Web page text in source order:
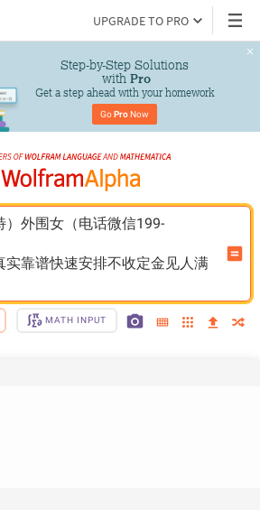
UPGRADE TO PRO
Step-by-Step Solutions
with Pro
Get a step ahead with your homework
Go Pro Now
）外围女（电话微信199-
实靠谱快速安排不收定金见人满
MATH INPUT